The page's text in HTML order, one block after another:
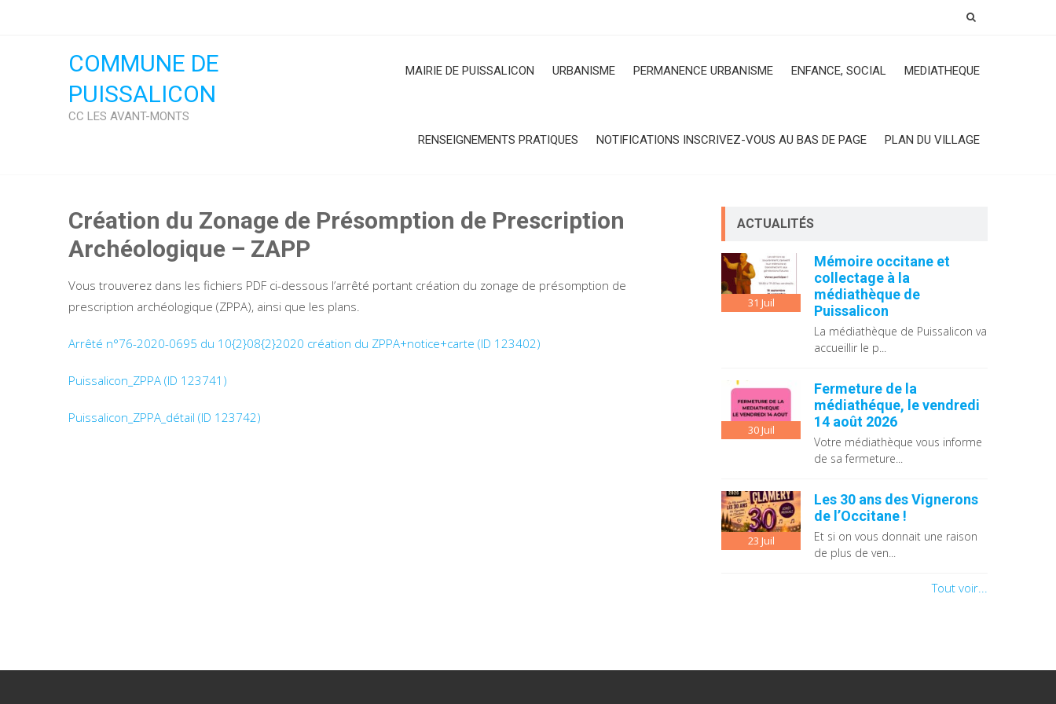
COMMUNE DE
PUISSALICON
CC LES AVANT-MONTS
MAIRIE DE PUISSALICON URBANISME PERMANENCE URBANISME ENFANCE, SOCIAL MEDIATHEQUE
RENSEIGNEMENTS PRATIQUES NOTIFICATIONS INSCRIVEZ-VOUS AU BAS DE PAGE PLAN DU VILLAGE
Création du Zonage de Présomption de Prescription
Archéologique – ZAPP
Vous trouverez dans les fichiers PDF ci-dessous l’arrêté portant création du zonage de présomption de
prescription archéologique (ZPPA), ainsi que les plans.
Arrêté n°76-2020-0695 du 10{2}08{2}2020 création du ZPPA+notice+carte (ID 123402)
Puissalicon_ZPPA (ID 123741)
Puissalicon_ZPPA_détail (ID 123742)
ACTUALITÉS
31 Juil
Mémoire occitane et
collectage à la
médiathèque de
Puissalicon
La médiathèque de Puissalicon va
accueillir le p...
30Juil
Fermeture de la
médiathéque, le vendredi
14 août 2026
Votre médiathèque vous informe
de sa fermeture...
23 Juil
Les 30 ans des Vignerons
de l’Occitane !
Et si on vous donnait une raison
de plus de ven...
Tout voir...